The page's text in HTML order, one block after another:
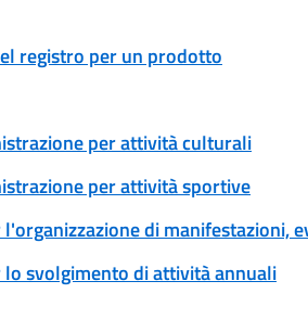
registro per un prodotto
per attività culturali
per attività sportive
di manifestazioni,
svolgimento di attività annuali